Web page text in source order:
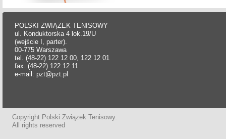
POLSKI ZWIĄZEK TENISOWY
ul. Konduktorska 4 lok.19/U
(wejście I, parter).
00-775 Warszawa
tel. (48-22) 122 12 00, 122 12 01
fax. (48-22) 122 12 11
e-mail: pzt@pzt.pl
Copyright Polski Związek Tenisowy.
All rights reserved